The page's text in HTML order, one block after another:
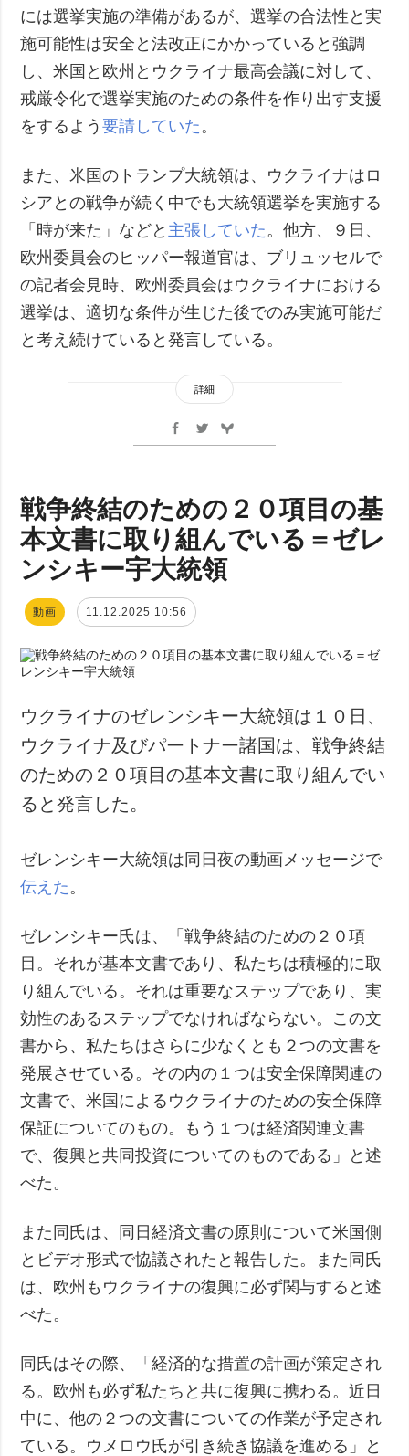
には選挙実施の準備があるが、選挙の合法性と実
施可能性は安全と法改正にかかっていると強調
し、米国と欧州とウクライナ最高会議に対して、
戒厳令化で選挙実施のための条件を作り出す支援
をするよう要請していた 。
また、米国のトランプ大統領は、ウクライナはロ
シアとの戦争が続く中でも大統領選挙を実施する
「時が来た」などと 主張していた 。他方、９日、
欧州委員会のヒッパー報道官は、ブリュッセルで
の記者会見時、欧州委員会はウクライナにおける
選挙は、適切な条件が生じた後でのみ実施可能だ
と考え続けていると発言している。
詳細
戦争終結のための２０項目の基
本文書に取り組んでいる＝ゼレ
ンシキー宇大統領
動画 11.12.2025 10:56
ウクライナのゼレンシキー大統領は１０日、
ウクライナ及びパートナー諸国は、戦争終結
のための２０項目の基本文書に取り組んでい
ると発言した。
ゼレンシキー大統領は同日夜の動画メッセージで
伝えた 。
ゼレンシキー氏は、「戦争終結のための２０項
目。それが基本文書であり、私たちは積極的に取
り組んでいる。それは重要なステップであり、実
効性のあるステップでなければならない。この文
書から、私たちはさらに少なくとも２つの文書を
発展させている。その内の１つは安全保障関連の
文書で、米国によるウクライナのための安全保障
保証についてのもの。もう１つは経済関連文書
で、復興と共同投資についてのものである」と述
べた。
また同氏は、同日経済文書の原則について米国側
とビデオ形式で協議されたと報告した。また同氏
は、欧州もウクライナの復興に必ず関与すると述
べた。
同氏はその際、「経済的な措置の計画が策定され
る。欧州も必ず私たちと共に復興に携わる。近日
中に、他の２つの文書についての作業が予定され
ている。ウメロウ氏が引き続き協議を進める」と